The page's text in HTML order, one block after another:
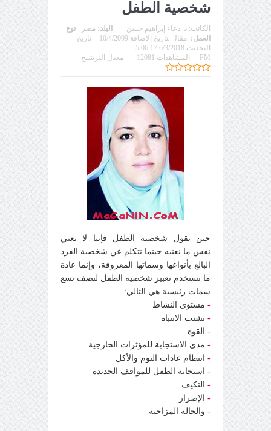
شخصية الطفل
الكاتب: د. دعاء إبراهيم حسن البلد: مصر
نوع
العمل: مقال تاريخ الاضافة 10/4/2009
تاريخ
التحديث 6/3/2018 5:06:17
PM
المشاهدات 12081 معدل الترشيح
حين نقول شخصية الطفل فإننا لا نعني
نفس ما نعنيه حينما نتكلم عن شخصية الفرد
البالغ بأنواعها وسماتها المعروفة، وإنما عادة
ما نستخدم تعبير شخصية الطفل لنصف تسع
سمات رئيسية هي التالي:
- مستوى النشاط
- تشتت الانتباه
- القوة
- مدى الاستجابة للمؤثرات الخارجية
- انتظام عادات النوم والأكل
- استجابة الطفل للمواقف الجديدة
- التكيف
- الإصرار
- والحالة المزاجية